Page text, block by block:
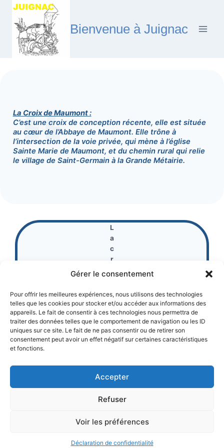
Gérer le consentement
Pour offrir les meilleures expériences, nous utilisons des technologies
telles que les cookies pour stocker et/ou accéder aux informations des
appareils. Le fait de consentir à ces technologies nous permettra de
traiter des données telles que le comportement de navigation ou les ID
uniques sur ce site. Le fait de ne pas consentir ou de retirer son
consentement peut avoir un effet négatif sur certaines caractéristiques
et fonctions.
Accepter
Refuser
Voir les préférences
Déclaration de confidentialité
Aller
contenu
Bienvenue à Juignac
La Croix de Maumont :
C’est une croix de conception récente, elle est située
au cœur de l’Abbaye de Maumont. Elle trône à
l’intersection de la voie privée, qui mène à l’église
Sainte Marie de Maumont, et du chemin rural qui relie
le village de Saint-Germain à la Grande Métairie.
L
a
c
r
e
M
a
u
m
n
t
Mentions légales et politique de confidentialité